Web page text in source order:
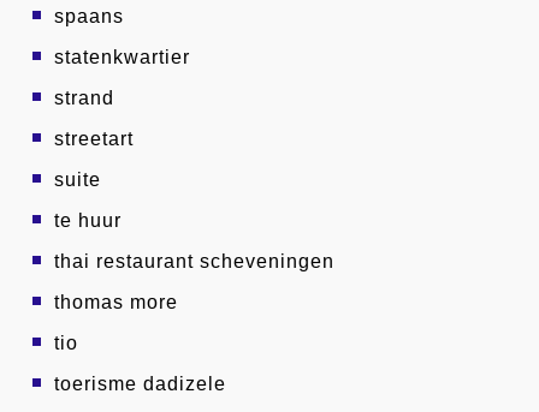
spaans
statenkwartier
strand
streetart
suite
te huur
thai restaurant scheveningen
thomas more
tio
toerisme dadizele